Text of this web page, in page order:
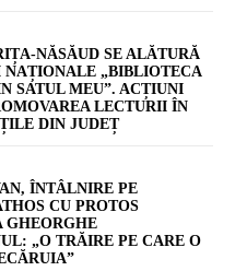
NĂSĂUD SE ALĂTURĂ
NAȚIONALE „BIBLIOTECA
SATUL MEU”. ACȚIUNI
LECTURII ÎN
DIN JUDEȚ
ÎNTÂLNIRE PE
CU PROTOS
GHEORGHE
„O TRĂIRE PE CARE O